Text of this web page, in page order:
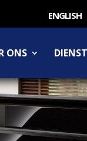
ENGLISH
ONS